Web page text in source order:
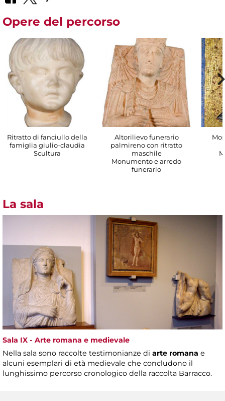
Opere del percorso
Ritratto di fanciullo della
famiglia giulio-claudia
Scultura
Altorilievo funerario
palmireno con ritratto
maschile
Monumento e arredo
funerario
La sala
Sala IX - Arte romana e medievale
Nella sala sono raccolte testimonianze di arte romana e
alcuni esemplari di età medievale che concludono il
lunghissimo percorso cronologico della raccolta Barracco.